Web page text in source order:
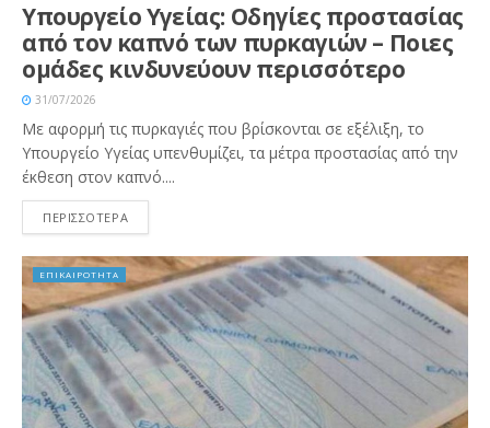
Υπουργείο Υγείας: Οδηγίες προστασίας
από τον καπνό των πυρκαγιών – Ποιες
ομάδες κινδυνεύουν περισσότερο
31/07/2026
Με αφορμή τις πυρκαγιές που βρίσκονται σε εξέλιξη, το
Υπουργείο Υγείας υπενθυμίζει, τα μέτρα προστασίας από την
έκθεση στον καπνό....
ΠΕΡΙΣΣΟΤΕΡΑ
ΕΠΙΚΑΙΡΟΤΗΤΑ